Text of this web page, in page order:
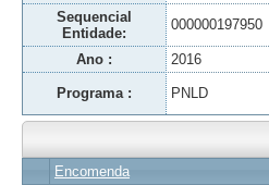
Sequencial
Entidade:
000000197950
Ano : 2016
Programa : PNLD
Encomenda